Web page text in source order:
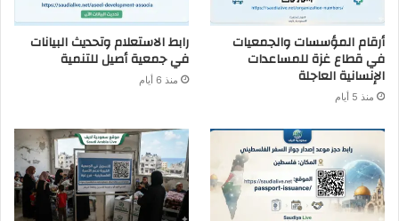
أرقام المؤسسات والجمعيات
في قطاع غزة للمساعدات
الإنسانية العاجلة
منذ 5 أيام
رابط الاستعلام وتحديث البيانات
في جمعية أصيل للتنمية
منذ 6 أيام